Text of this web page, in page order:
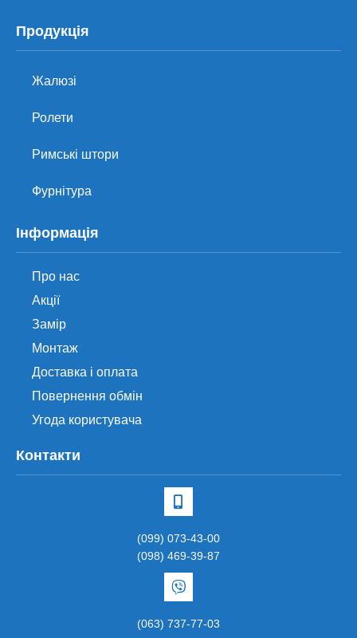
Продукція
Жалюзі
Ролети
Римські штори
Фурнітура
Інформація
Про нас
Акції
Замір
Монтаж
Доставка і оплата
Повернення обмін
Угода користувача
Контакти
(099) 073-43-00
(098) 469-39-87
(063) 737-77-03